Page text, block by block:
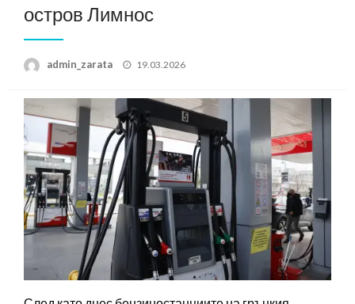
остров Лимнос
admin_zarata
Posted
19.03.2026